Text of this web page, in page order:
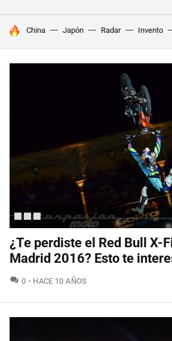
HOY SE HABLA DE
China Japón Radar Invento
¿Te perdiste el Red Bull X-
Madrid 2016? Esto te
0 COMENTARIOS
HACE 10 AÑOS